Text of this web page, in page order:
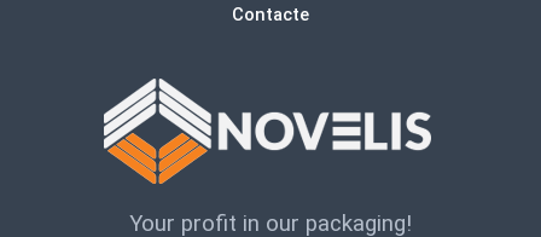
Contacte
Your profit in our packaging!